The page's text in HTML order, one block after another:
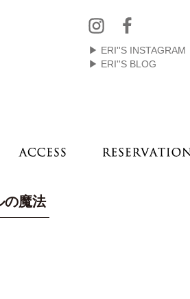
▶ ERI''S INSTAGRAM
▶ ERI''S BLOG
の魔法